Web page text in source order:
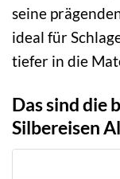
seine
ideal für
tiefer in die
Das sind die
Silbereisen